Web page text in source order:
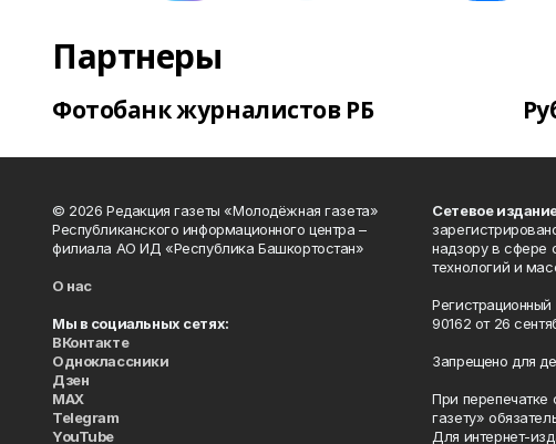
Партнеры
Фотобанк журналистов РБ
© 2026 Редакция газеты «Молодёжная газета»
Республиканского информационного центра –
филиала АО ИД «Республика Башкортостан»
О нас
Мы в социальных сетях:
ВКонтакте
Одноклассники
Дзен
MAX
Telegram
YouTube
Сетевое
надзору в сфере
технологий и
90162 от 26
Запрещено для
При
газету»
Для интернет-